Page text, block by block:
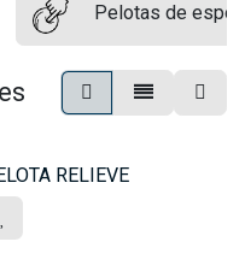
Pelotas de
RELIEVE